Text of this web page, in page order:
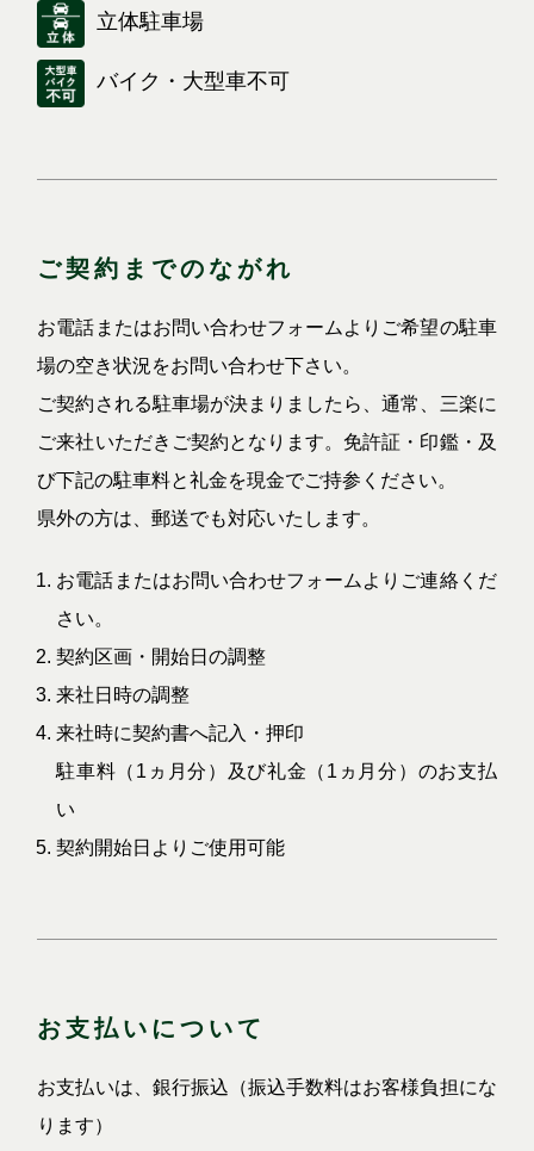
立体駐車場
バイク・大型車不可
ご契約までのながれ
お電話またはお問い合わせフォームよりご希望の駐車
場の空き状況をお問い合わせ下さい。
ご契約される駐車場が決まりましたら、通常、三楽に
ご来社いただきご契約となります。免許証・印鑑・及
び下記の駐車料と礼金を現金でご持参ください。
県外の方は、郵送でも対応いたします。
お電話またはお問い合わせフォームよりご連絡くだ
さい。
契約区画・開始日の調整
来社日時の調整
来社時に契約書へ記入・押印
駐車料（1ヵ月分）及び礼金（1ヵ月分）のお支払
い
契約開始日よりご使用可能
お支払いについて
お支払いは、銀行振込（振込手数料はお客様負担にな
ります）